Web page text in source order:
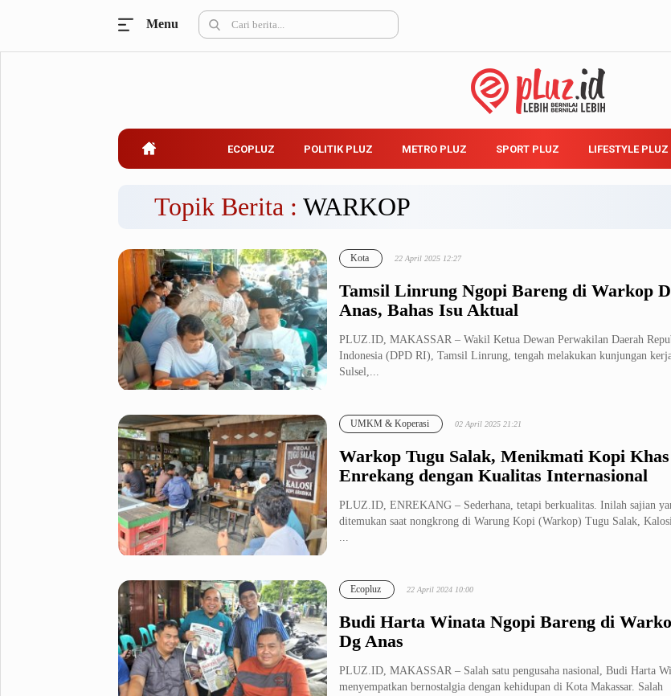
Belanja
Kuliner
Pemilu
Partai Politik
Pilpres
Hukum & Kriminal
Internasional
Citizen
Pemerintahan
Bulutangkis
Golf
Menu
ECOPLUZ POLITIK PLUZ METRO PLUZ SPORT PLUZ LIFESTYLE PLUZ
Topik Berita : WARKOP
Tamsil Linrung Ngopi Bareng di Warkop
Anas, Bahas Isu Aktual
Kota 22 April 2025 12:27
PLUZ.ID, MAKASSAR – Wakil Ketua Dewan Perwakilan Daerah
Indonesia (DPD RI), Tamsil Linrung, tengah melakukan kunjungan
Sulsel,...
Warkop Tugu Salak, Menikmati Kopi Khas
Enrekang dengan Kualitas Internasional
UMKM & Koperasi 02 April 2025 21:21
PLUZ.ID, ENREKANG – Sederhana, tetapi berkualitas. Inilah sajian
ditemukan saat nongkrong di Warung Kopi (Warkop) Tugu Salak,
...
Budi Harta Winata Ngopi Bareng di
Dg Anas
Ecopluz 22 April 2024 10:00
PLUZ.ID, MAKASSAR – Salah satu pengusaha nasional, Budi Harta
menyempatkan bernostalgia dengan kehidupan di Kota Makassar. Salah